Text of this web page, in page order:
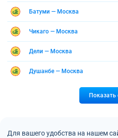
Батуми — Москва
Чикаго — Москва
Дели — Москва
Душанбе — Москва
Показать
Для вашего удобства на нашем